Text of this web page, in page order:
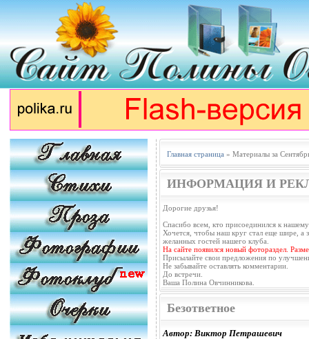
Главная страница » Материалы за
ИНФОРМАЦИЯ И
Дорогие друзья!
Спасибо всем, кто присоединился к
Хочется, чтобы наш круг стал еще шире, а
желанных гостей нашего клуба.
На сайте появился новый фотораздел.
Присылайте свои предложения по
Не забывайте оставлять комментарии.
До встречи.
Ваша Полина Овчинникова.
Безответное
Автор: Виктор Петрашевич